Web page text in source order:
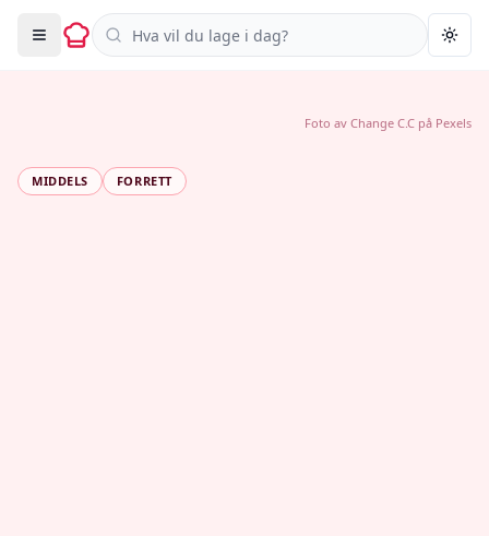
Søk i oppskrifter
MIDDELS FORRETT
Foto av Change C.C på Pexels